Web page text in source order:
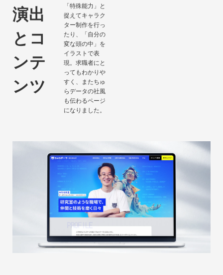
演出
とコ
ンテ
ンツ
「特殊能力」と
捉えてキャラク
ター制作を行っ
たり、「自分の
変な頭の中」を
イラストで表
現。求職者にと
ってもわかりや
すく、またちゅ
らデータの社風
も伝わるページ
になりました。